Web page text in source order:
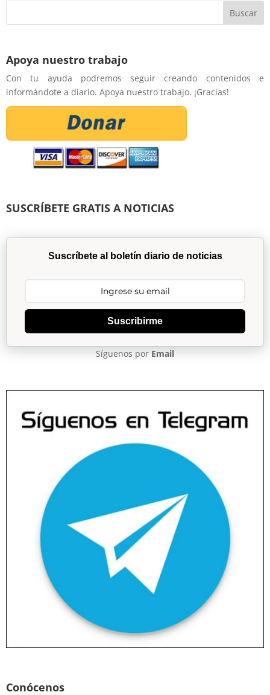
Apoya nuestro trabajo
Con tu ayuda podremos seguir creando contenidos e
informándote a diario. Apoya nuestro trabajo. ¡Gracias!
SUSCRÍBETE GRATIS A NOTICIAS
Suscríbete al boletín diario de noticias
Suscribirme
Síguenos por Email
Conócenos